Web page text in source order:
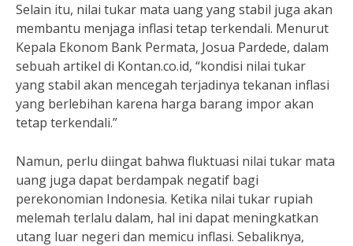
Selain itu, nilai tukar mata uang yang stabil juga akan
membantu menjaga inflasi tetap terkendali. Menurut
Kepala Ekonom Bank Permata, Josua Pardede, dalam
sebuah artikel di Kontan.co.id, “kondisi nilai tukar
yang stabil akan mencegah terjadinya tekanan inflasi
yang berlebihan karena harga barang impor akan
tetap terkendali.”
Namun, perlu diingat bahwa fluktuasi nilai tukar mata
uang juga dapat berdampak negatif bagi
perekonomian Indonesia. Ketika nilai tukar rupiah
melemah terlalu dalam, hal ini dapat meningkatkan
utang luar negeri dan memicu inflasi. Sebaliknya,